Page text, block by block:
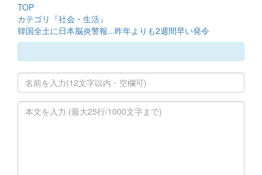
TOP
カテゴリ『社会・生活』
韓国全土に日本脳炎警報...昨年よりも2週間早い発令